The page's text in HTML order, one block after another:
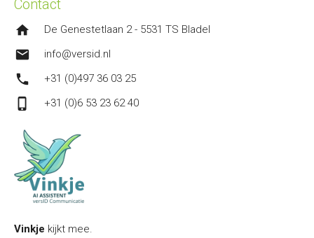
Contact
home De Genestetlaan 2 - 5531 TS Bladel
mail info@versid.nl
phone +31 (0)497 36 03 25
phone_iphone +31 (0)6 53 23 62 40
Vinkje kijkt mee.